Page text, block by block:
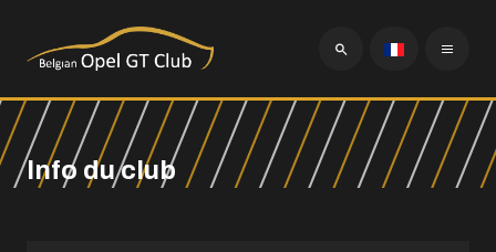
Info du club